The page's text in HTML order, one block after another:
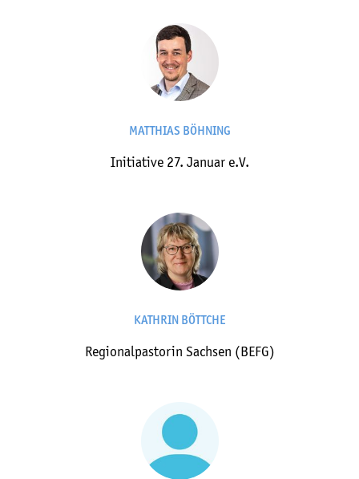
MATTHIAS BÖHNING
Initiative 27. Januar e.V.
KATHRIN BÖTTCHE
Regionalpastorin Sachsen (BEFG)